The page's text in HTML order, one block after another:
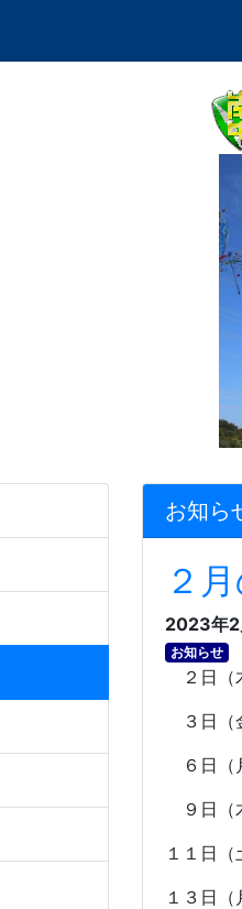
お知ら
２
2023年2
お知らせ
２日（
３日（
６日（
９日（
１１日
１３日